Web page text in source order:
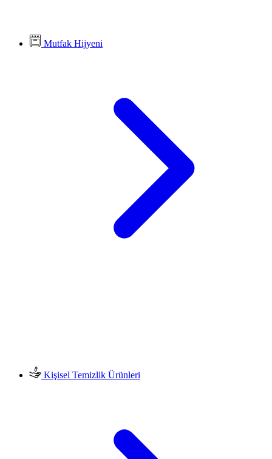
Mutfak Hijyeni
Kişisel Temizlik Ürünleri